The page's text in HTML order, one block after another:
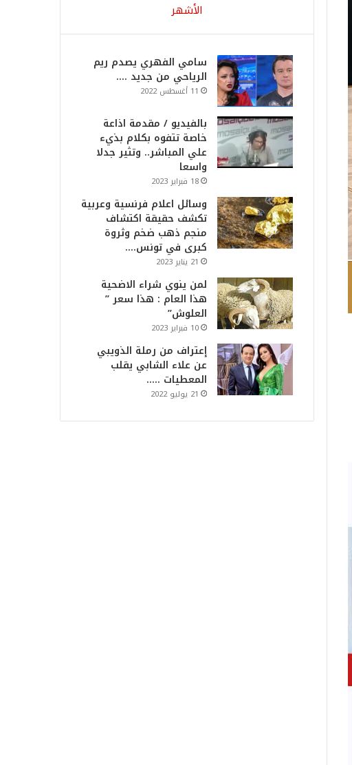
الأشهر
سامي الفهري يصدم ريم
الرياحي من جديد ….
11 أغسطس 2022
بالفيديو / مقدمة اذاعة
خاصة تتفوه بكلام بذيء
علي المباشر.. وتثير جدلا
واسعا
18 فبراير 2023
وسائل اعلام فرنسية وعربية
تكشف حقيقة اكتشاف
منجم ذهب ضخم وثروة
كبرى في تونس….
21 يناير 2023
لمن ينوي شراء الاضحية
هذا العام : هذا سعر ”
العلوش”
10 فبراير 2023
إعتراف من رملة الذويبي
عن علاء الشابي يقلب
المعطيات …..
21 يوليو 2022